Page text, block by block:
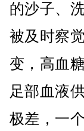
的沙子、
被及时察
变，高血
足部血液
极差，一